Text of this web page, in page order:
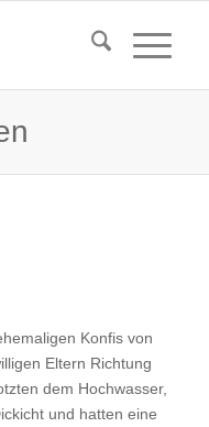
Konfis von
Eltern Richtung
dem Hochwasser,
und hatten eine